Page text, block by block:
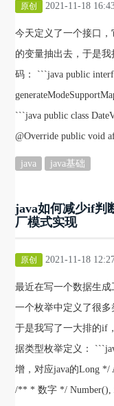
原创 2021-11-18
今天定义了一个接口
的变量抽出去，于是
码： ```java public
```java public class
@Override public void
java java基础
java如何减少if判
厂模式实现
原创 2021-11-18
最近在写一个数据生
一个枚举中定义了很多
于是我写了一大排的if
据类型枚举定义：
增，对应java的Long
/** * 数字 */